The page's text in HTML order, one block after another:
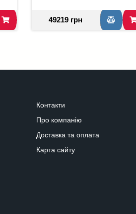
49219 грн
Контакти
Про компанію
Доставка та оплата
Карта сайту